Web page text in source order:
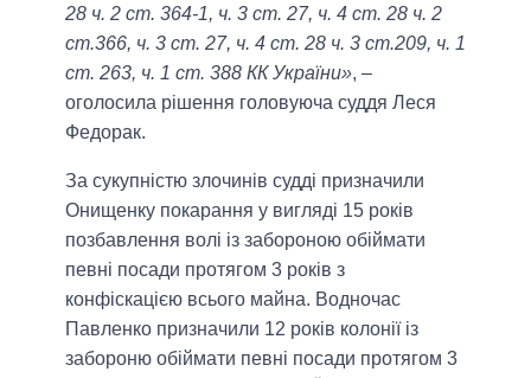
28 ч. 2 ст. 364-1, ч. 3 ст. 27, ч. 4 ст. 28 ч. 2
ст.366, ч. 3 ст. 27, ч. 4 ст. 28 ч. 3 ст.209, ч. 1
ст. 263, ч. 1 ст. 388 КК України», –
оголосила рішення головуюча суддя Леся
Федорак.
За сукупністю злочинів судді призначили
Онищенку покарання у вигляді 15 років
позбавлення волі із забороною обіймати
певні посади протягом 3 років з
конфіскацією всього майна. Водночас
Павленко призначили 12 років колонії із
забороню обіймати певні посади протягом 3